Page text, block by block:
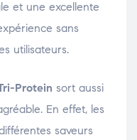
et une excellente
sans
utilisateurs.
Protein sort aussi
En effet, les
saveurs